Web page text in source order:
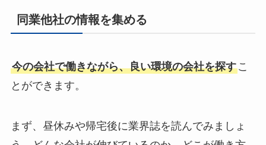
同業他社の情報を集める
今の会社で働きながら、良い環境の会社を探すこ
とができます。
まず、昼休みや帰宅後に業界誌を読んでみましょ